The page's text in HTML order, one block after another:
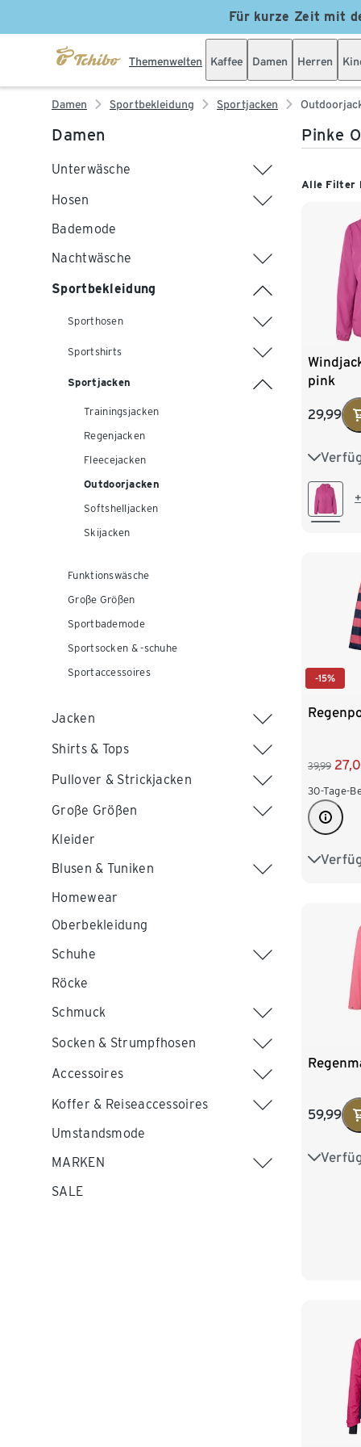
Für kurze Zeit mit
Themenwelten Kaffee Damen Herren
Damen Sportbekleidung Sportjacken
Damen
Unterwäsche
Hosen
Bademode
Nachtwäsche
Sportbekleidung
Sporthosen
Sportshirts
Sportjacken
Trainingsjacken
Regenjacken
Fleecejacken
Outdoorjacken
Softshelljacken
Skijacken
Funktionswäsche
Große Größen
Sportbademode
Sportsocken & -schuhe
Sportaccessoires
Jacken
Shirts & Tops
Pullover & Strickjacken
Große Größen
Kleider
Blusen & Tuniken
Homewear
Oberbekleidung
Schuhe
Röcke
Schmuck
Socken & Strumpfhosen
Accessoires
Koffer & Reiseaccessoires
Umstandsmode
MARKEN
SALE
Pinke
Alle Filter
pink
29,99
XS 32/
M 40/42
-15%
39,99
30-Tage-
S/M
59,99
34